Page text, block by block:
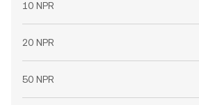
10 NPR
20 NPR
50 NPR